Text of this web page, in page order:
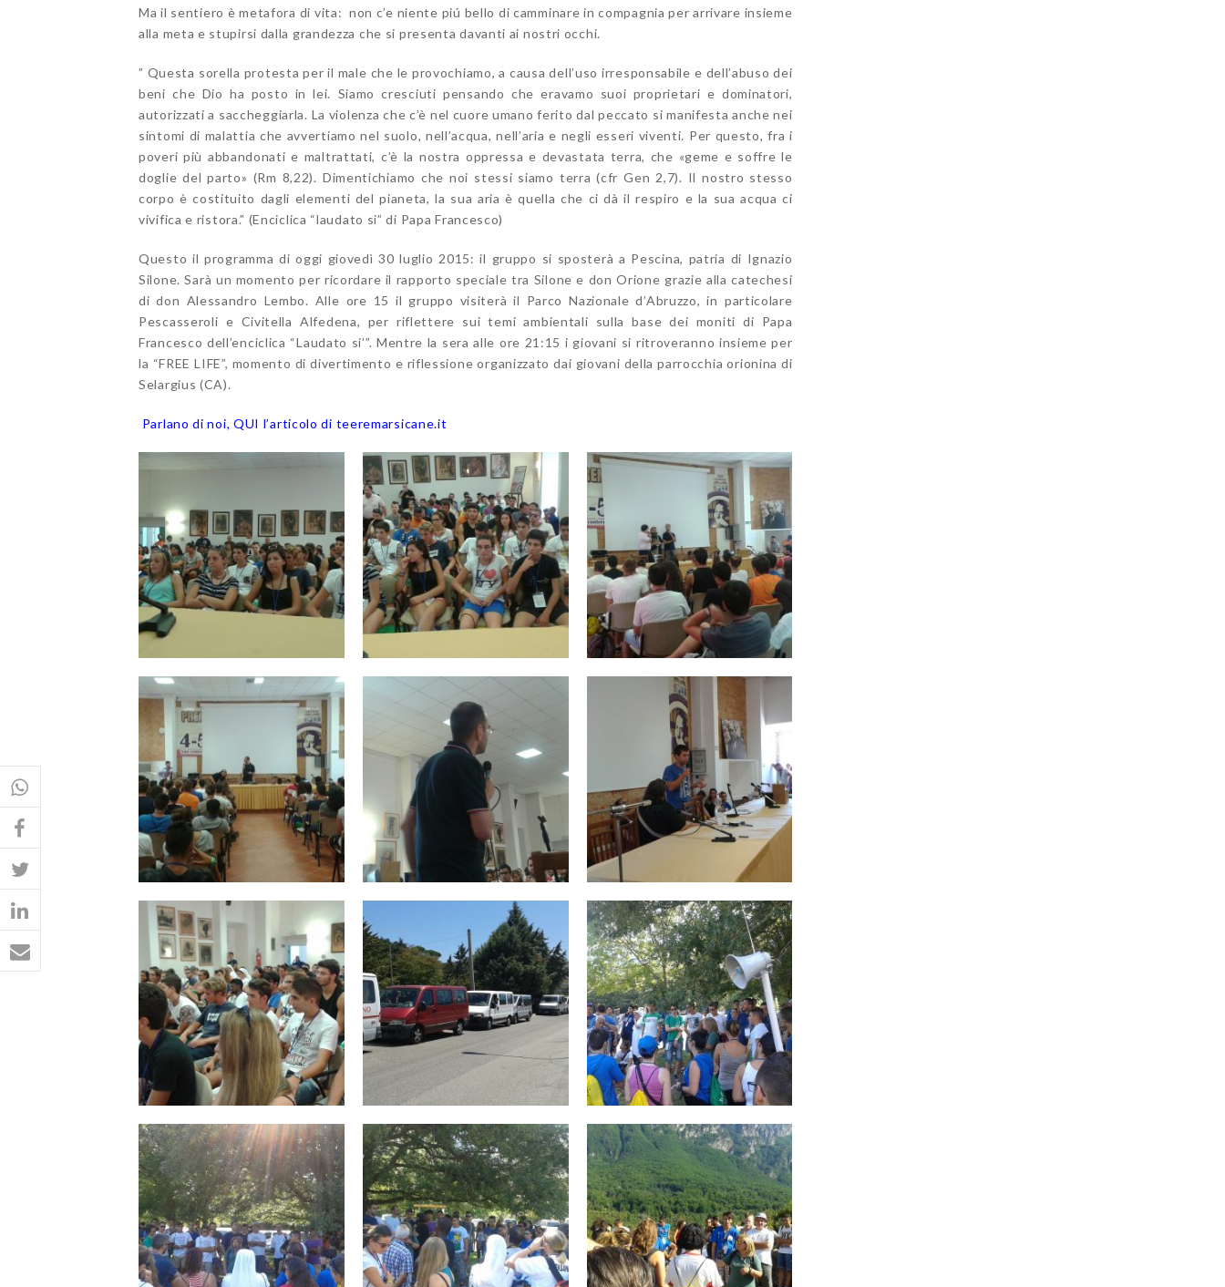
Ma il sentiero è metafora di vita: non c’e niente piú bello di camminare in compagnia per arrivare insieme
alla meta e stupirsi dalla grandezza che si presenta davanti ai nostri occhi.
” Questa sorella protesta per il male che le provochiamo, a causa dell’uso irresponsabile e dell’abuso dei
beni che Dio ha posto in lei. Siamo cresciuti pensando che eravamo suoi proprietari e dominatori,
autorizzati a saccheggiarla. La violenza che c’è nel cuore umano ferito dal peccato si manifesta anche nei
sintomi di malattia che avvertiamo nel suolo, nell’acqua, nell’aria e negli esseri viventi. Per questo, fra i
poveri più abbandonati e maltrattati, c’è la nostra oppressa e devastata terra, che «geme e soffre le
doglie del parto» (Rm 8,22). Dimentichiamo che noi stessi siamo terra (cfr Gen 2,7). Il nostro stesso
corpo è costituito dagli elementi del pianeta, la sua aria è quella che ci dà il respiro e la sua acqua ci
vivifica e ristora.” (Enciclica “laudato si” di Papa Francesco)
Questo il programma di oggi giovedì 30 luglio 2015: il gruppo si sposterà a Pescina, patria di Ignazio
Silone. Sarà un momento per ricordare il rapporto speciale tra Silone e don Orione grazie alla catechesi
di don Alessandro Lembo. Alle ore 15 il gruppo visiterà il Parco Nazionale d’Abruzzo, in particolare
Pescasseroli e Civitella Alfedena, per riflettere sui temi ambientali sulla base dei moniti di Papa
Francesco dell’enciclica “Laudato si’”. Mentre la sera alle ore 21:15 i giovani si ritroveranno insieme per
la “FREE LIFE”, momento di divertimento e riflessione organizzato dai giovani della parrocchia orionina di
Selargius (CA).
Parlano di noi, QUI l’articolo di teeremarsicane.it